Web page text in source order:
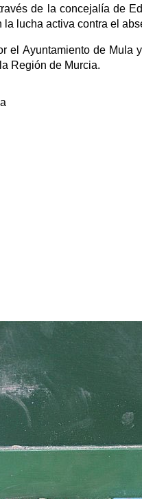
de la concejalía de
lucha activa contra el
el Ayuntamiento de
Región de Murcia.